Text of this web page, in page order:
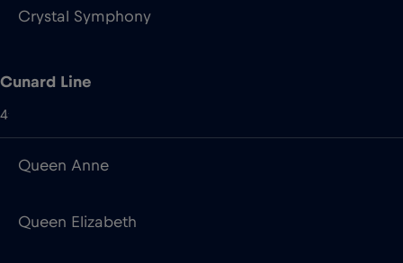
Crystal Symphony
Cunard Line
4
Queen Anne
Queen Elizabeth